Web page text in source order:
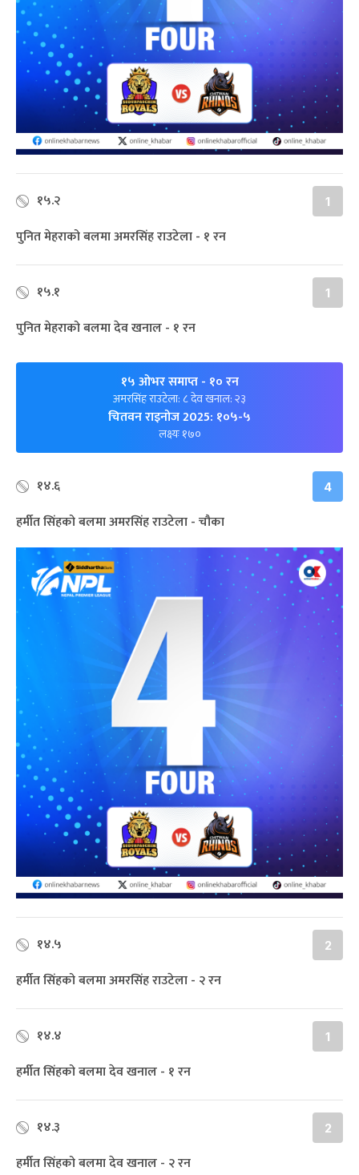
१५.२ 1
पुनित मेहराको बलमा अमरसिंह राउटेला - १ रन
१५.१ 1
पुनित मेहराको बलमा देव खनाल - १ रन
१५ ओभर समाप्त- १० रन
अमरसिंह राउटेला: ८ देव खनाल: २३
चितवन राइनोज 2025: १०५-५
लक्ष्यः १७०
१४.६ 4
हर्मीत सिंहको बलमा अमरसिंह राउटेला - चौका
१४.५ 2
हर्मीत सिंहको बलमा अमरसिंह राउटेला - २ रन
१४.४ 1
हर्मीत सिंहको बलमा देव खनाल - १ रन
१४.३ 2
हर्मीत सिंहको बलमा देव खनाल - २ रन